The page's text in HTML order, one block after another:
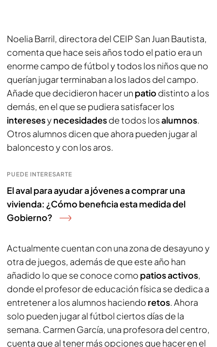
Noelia Barril, directora del CEIP San Juan Bautista,
comenta que hace seis años todo el patio era un
enorme campo de fútbol y todos los niños que no
querían jugar terminaban a los lados del campo.
Añade que decidieron hacer un patio distinto a los
demás, en el que se pudiera satisfacer los
interesesy necesidadesde todos losalumnos.
Otros alumnos dicen que ahora pueden jugar al
baloncesto y con los aros.
PUEDE INTERESARTE
El aval para ayudar a jóvenes a comprar una
vivienda: ¿Cómo beneficia esta medida del
Gobierno?
Actualmente cuentan con una zona de desayuno y
otra de juegos, además de que este año han
añadido lo que se conoce como patios activos,
donde el profesor de educación física se dedica a
entretener a los alumnos haciendo retos. Ahora
solo pueden jugar al fútbol ciertos días de la
semana. Carmen García, una profesora del centro,
cuenta que al tener más opciones que hacer en el